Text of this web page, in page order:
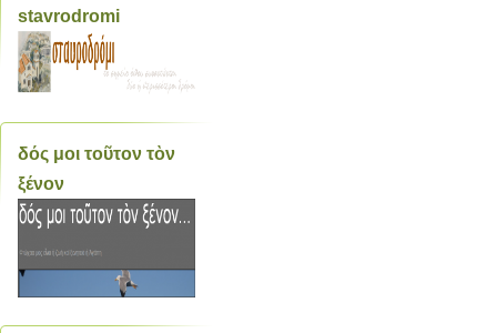
stavrodromi
δός μοι τοῦτον τὸν
ξένον